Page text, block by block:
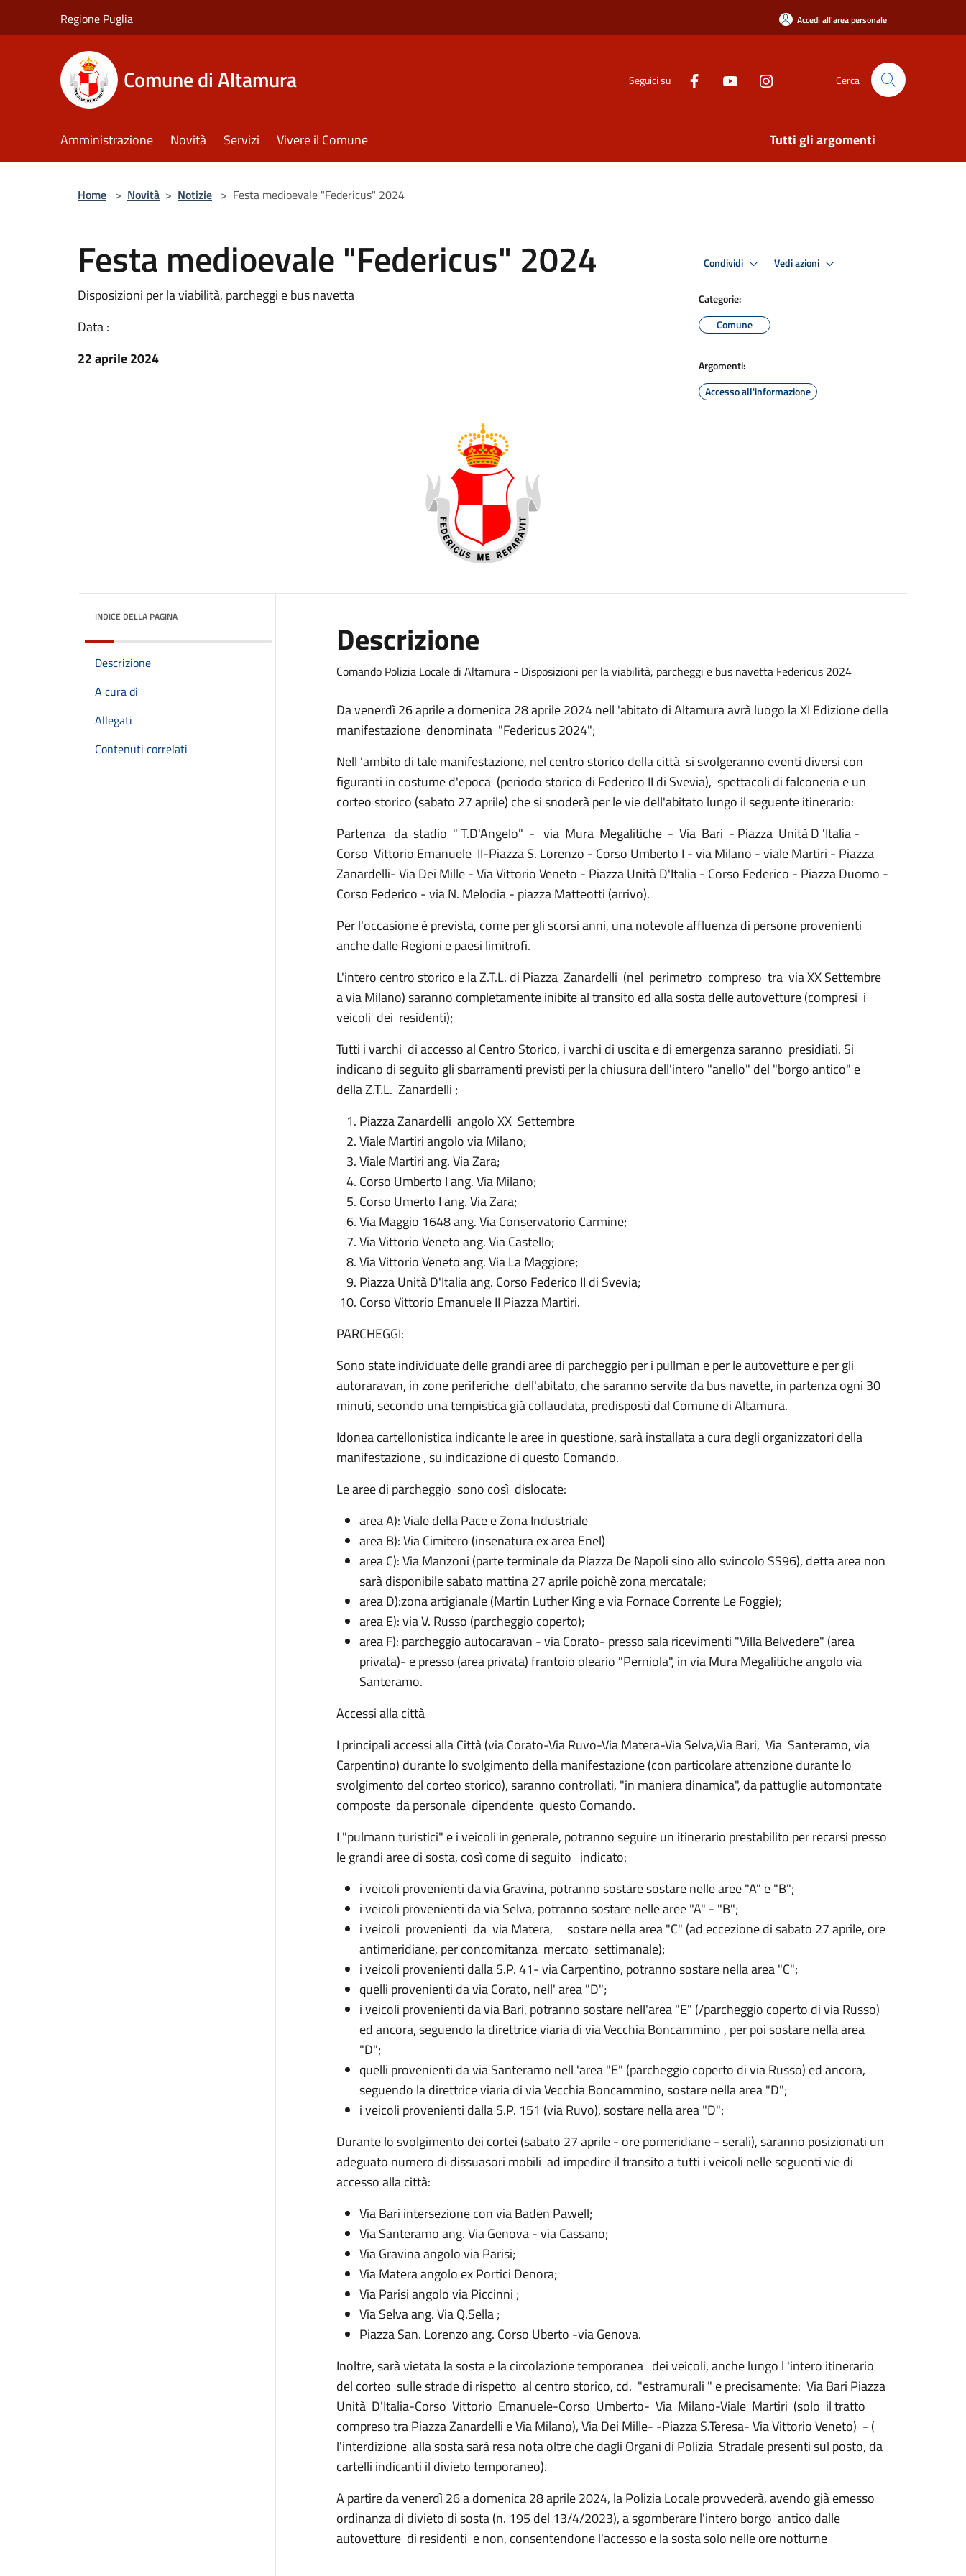
Regione Puglia Accedi all'area personale
Comune di Altamura Seguici su Cerca
Amministrazione Novità Servizi Vivere il Comune Tutti gli argomenti
Home > Novità > Notizie > Festa medioevale "Federicus" 2024
Festa medioevale "Federicus" 2024
Disposizioni per la viabilità, parcheggi e bus navetta
Data :
22 aprile 2024
Condividi Vedi azioni
Categorie:
Comune
Argomenti:
Accesso all'informazione
INDICE DELLA PAGINA
Descrizione
A cura di
Allegati
Contenuti correlati
Descrizione
Comando Polizia Locale di Altamura - Disposizioni per la viabilità, parcheggi e bus navetta Federicus 2024
Da venerdì 26 aprile a domenica 28 aprile 2024 nell 'abitato di Altamura avrà luogo la XI Edizione della
manifestazione denominata "Federicus 2024";
Nell 'ambito di tale manifestazione, nel centro storico della città si svolgeranno eventi diversi con
figuranti in costume d'epoca (periodo storico di Federico II di Svevia), spettacoli di falconeria e un
corteo storico (sabato 27 aprile) che si snoderà per le vie dell'abitato lungo il seguente itinerario:
Partenza da stadio " T.D'Angelo" - via Mura Megalitiche - Via Bari - Piazza Unità D 'Italia -
Corso Vittorio Emanuele II-Piazza S. Lorenzo - Corso Umberto I - via Milano - viale Martiri - Piazza
Zanardelli- Via Dei Mille - Via Vittorio Veneto - Piazza Unità D'Italia - Corso Federico - Piazza Duomo -
Corso Federico - via N. Melodia - piazza Matteotti (arrivo).
Per l'occasione è prevista, come per gli scorsi anni, una notevole affluenza di persone provenienti
anche dalle Regioni e paesi limitrofi.
L'intero centro storico e la Z.T.L. di Piazza Zanardelli (nel perimetro compreso tra via XX Settembre
a via Milano) saranno completamente inibite al transito ed alla sosta delle autovetture (compresi i
veicoli dei residenti);
Tutti i varchi di accesso al Centro Storico, i varchi di uscita e di emergenza saranno presidiati. Si
indicano di seguito gli sbarramenti previsti per la chiusura dell'intero "anello" del "borgo antico" e
della Z.T.L. Zanardelli ;
Piazza Zanardelli angolo XX Settembre
Viale Martiri angolo via Milano;
Viale Martiri ang. Via Zara;
Corso Umberto I ang. Via Milano;
Corso Umerto I ang. Via Zara;
Via Maggio 1648 ang. Via Conservatorio Carmine;
Via Vittorio Veneto ang. Via Castello;
Via Vittorio Veneto ang. Via La Maggiore;
Piazza Unità D'Italia ang. Corso Federico II di Svevia;
Corso Vittorio Emanuele II Piazza Martiri.
PARCHEGGI:
Sono state individuate delle grandi aree di parcheggio per i pullman e per le autovetture e per gli
autoraravan, in zone periferiche dell'abitato, che saranno servite da bus navette, in partenza ogni 30
minuti, secondo una tempistica già collaudata, predisposti dal Comune di Altamura.
Idonea cartellonistica indicante le aree in questione, sarà installata a cura degli organizzatori della
manifestazione , su indicazione di questo Comando.
Le aree di parcheggio sono così dislocate:
area A): Viale della Pace e Zona Industriale
area B): Via Cimitero (insenatura ex area Enel)
area C): Via Manzoni (parte terminale da Piazza De Napoli sino allo svincolo SS96), detta area non
sarà disponibile sabato mattina 27 aprile poichè zona mercatale;
area D):zona artigianale (Martin Luther King e via Fornace Corrente Le Foggie);
area E): via V. Russo (parcheggio coperto);
area F): parcheggio autocaravan - via Corato- presso sala ricevimenti "Villa Belvedere" (area
privata)- e presso (area privata) frantoio oleario "Perniola", in via Mura Megalitiche angolo via
Santeramo.
Accessi alla città
I principali accessi alla Città (via Corato-Via Ruvo-Via Matera-Via Selva,Via Bari, Via Santeramo, via
Carpentino) durante lo svolgimento della manifestazione (con particolare attenzione durante lo
svolgimento del corteo storico), saranno controllati, "in maniera dinamica", da pattuglie automontate
composte da personale dipendente questo Comando.
I "pulmann turistici" e i veicoli in generale, potranno seguire un itinerario prestabilito per recarsi presso
le grandi aree di sosta, così come di seguito indicato:
i veicoli provenienti da via Gravina, potranno sostare sostare nelle aree "A" e "B";
i veicoli provenienti da via Selva, potranno sostare nelle aree "A" - "B";
i veicoli provenienti da via Matera, sostare nella area "C" (ad eccezione di sabato 27 aprile, ore
antimeridiane, per concomitanza mercato settimanale);
i veicoli provenienti dalla S.P. 41- via Carpentino, potranno sostare nella area "C";
quelli provenienti da via Corato, nell' area "D";
i veicoli provenienti da via Bari, potranno sostare nell'area "E" (/parcheggio coperto di via Russo)
ed ancora, seguendo la direttrice viaria di via Vecchia Boncammino , per poi sostare nella area
"D";
quelli provenienti da via Santeramo nell 'area "E" (parcheggio coperto di via Russo) ed ancora,
seguendo la direttrice viaria di via Vecchia Boncammino, sostare nella area "D";
i veicoli provenienti dalla S.P. 151 (via Ruvo), sostare nella area "D";
Durante lo svolgimento dei cortei (sabato 27 aprile - ore pomeridiane - serali), saranno posizionati un
adeguato numero di dissuasori mobili ad impedire il transito a tutti i veicoli nelle seguenti vie di
accesso alla città:
Via Bari intersezione con via Baden Pawell;
Via Santeramo ang. Via Genova - via Cassano;
Via Gravina angolo via Parisi;
Via Matera angolo ex Portici Denora;
Via Parisi angolo via Piccinni ;
Via Selva ang. Via Q.Sella ;
Piazza San. Lorenzo ang. Corso Uberto -via Genova.
Inoltre, sarà vietata la sosta e la circolazione temporanea dei veicoli, anche lungo l 'intero itinerario
del corteo sulle strade di rispetto al centro storico, cd. "estramurali " e precisamente: Via Bari­ Piazza
Unità D'Italia-Corso Vittorio Emanuele-Corso Umberto- Via Milano-Viale Martiri (solo il tratto
compreso tra Piazza Zanardelli e Via Milano), Via Dei Mille- -Piazza S.Teresa- Via Vittorio Veneto) - (
l'interdizione alla sosta sarà resa nota oltre che dagli Organi di Polizia Stradale presenti sul posto, da
cartelli indicanti il divieto temporaneo).
A partire da venerdì 26 a domenica 28 aprile 2024, la Polizia Locale provvederà, avendo già emesso
ordinanza di divieto di sosta (n. 195 del 13/4/2023), a sgomberare l'intero borgo antico dalle
autovetture di residenti e non, consentendone l'accesso e la sosta solo nelle ore notturne